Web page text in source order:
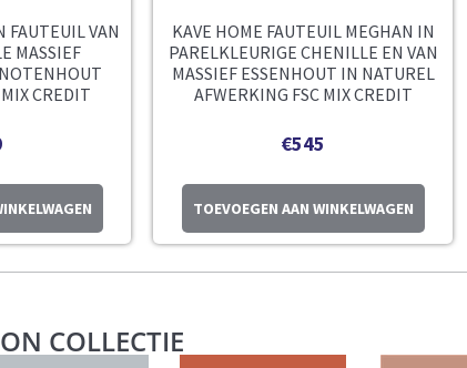
FAUTEUIL VAN
MASSIEF
CREDIT
KAVE HOME FAUTEUIL MEGHAN IN
PARELKLEURIGE CHENILLE EN VAN
MASSIEF ESSENHOUT IN NATUREL
AFWERKING FSC MIX CREDIT
€545
TOEVOEGEN AAN WINKELWAGEN
COLLECTIE